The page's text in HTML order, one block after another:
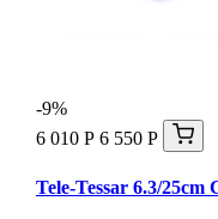
-9%
6 010 Р 6 550 Р
Tele-Tessar 6.3/25cm